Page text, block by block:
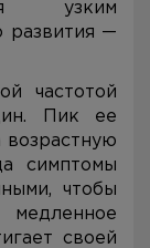
узким
развития —
частотой
Пик ее
возрастную
симптомы
чтобы
своей